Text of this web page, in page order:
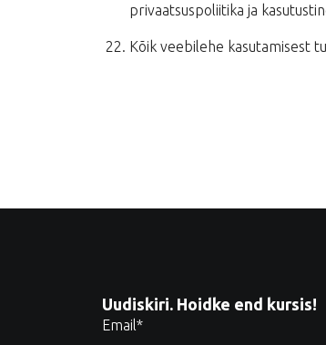
privaatsuspoliitika ja
Kõik veebilehe kasutamisest
Uudiskiri. Hoidke end kursis!
Email *